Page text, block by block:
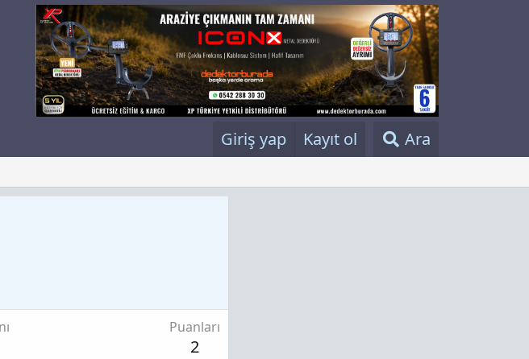
Giriş yap Kayıt ol Ara
Puanları
2